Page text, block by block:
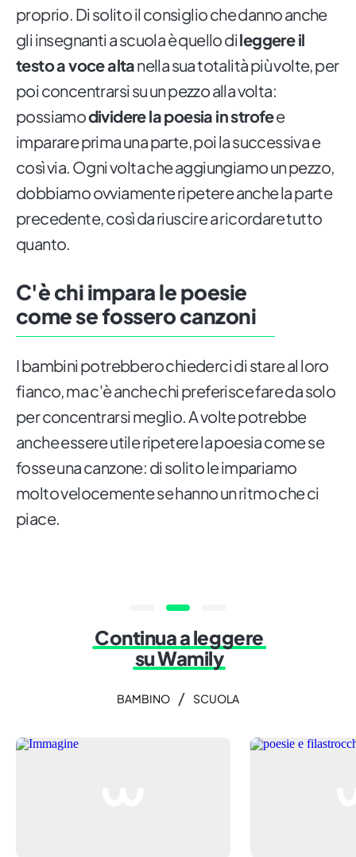
proprio. Di solito il consiglio che danno anche
gli insegnanti a scuola è quello dileggere il
testo a voce altanella sua totalità più volte, per
poi concentrarsi su un pezzo alla volta:
possiamodividere la poesia in strofee
imparare prima una parte, poi la successiva e
così via. Ogni volta che aggiungiamo un pezzo,
dobbiamo ovviamente ripetere anche la parte
precedente, così da riuscire a ricordare tutto
quanto.
C'è chi impara le poesie
come se fossero canzoni
I bambini potrebbero chiederci di stare al loro
fianco, ma c'è anche chi preferisce fare da solo
per concentrarsi meglio. A volte potrebbe
anche essere utile ripetere la poesia come se
fosse una canzone: di solito le impariamo
molto velocemente se hanno un ritmo che ci
piace.
Continua a leggere
su Wamily
BAMBINO / SCUOLA